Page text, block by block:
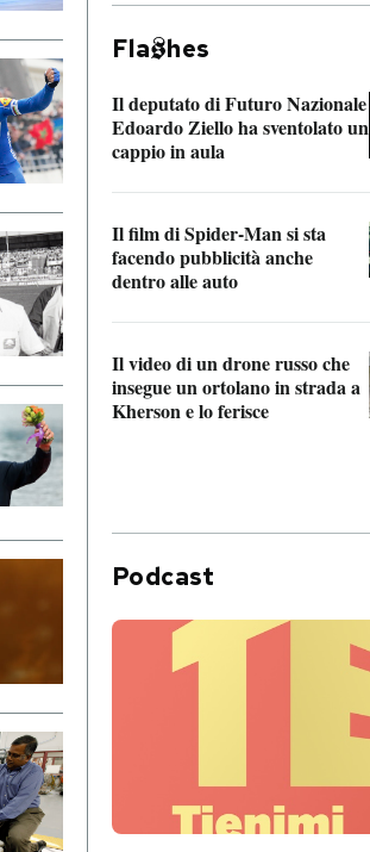
Fla hes
Il deputato di Futuro Nazionale
Edoardo Ziello ha sventolato un
cappio in aula
Il film di Spider-Man si sta
facendo pubblicità anche
dentro alle auto
Il video di un drone russo che
insegue un ortolano in strada a
Kherson e lo ferisce
Podcast